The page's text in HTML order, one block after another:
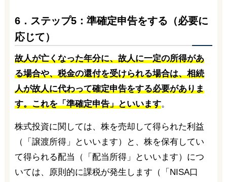
6．ステップ5：準確定申告をする（必要に
応じて）
故人が亡くなった年分に、故人に一定の所得があ
る場合や、税金の還付を受けられる場合は、相続
人が故人に代わって確定申告をする必要がありま
す。これを「準確定申告」といいます。
株式投資に関しては、株を売却して得られた利益
（「譲渡所得」といいます）と、株を保有してい
て得られる配当（「配当所得」といいます）につ
いては、原則的に課税が発生します（「NISA口